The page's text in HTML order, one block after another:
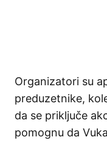
Organizatori su
preduzetnike,
da se priključe
pomognu da